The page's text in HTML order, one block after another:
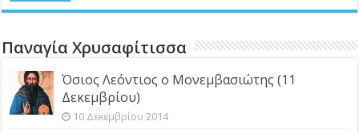
Παναγία Χρυσαφίτισσα
Όσιος Λεόντιος ο Μονεμβασιώτης (11
Δεκεμβρίου)
10 Δεκεμβρίου 2014